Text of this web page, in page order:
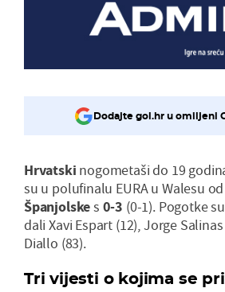
Dodajte gol.hr u omiljeni
Hrvatski nogometaši do 19
su u polufinalu EURA u Walesu
Španjolskes 0-3 (0-1). Pogotke
dali Xavi Espart (12), Jorge
Diallo (83).
Tri vijesti o kojima se